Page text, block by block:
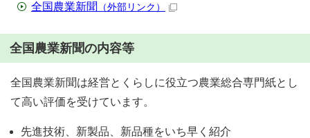
全国農業新聞 （外部リンク）
全国農業新聞の内容等
全国農業新聞は経営とくらしに役立つ農業総合専門紙とし
て高い評価を受けています。
先進技術、新製品、新品種をいち早く紹介